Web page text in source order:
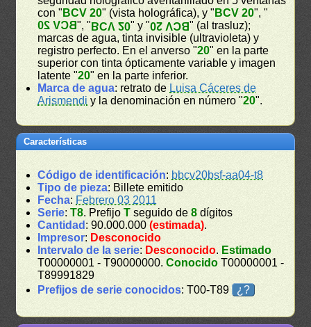
con " BCV 20" (vista holográfica), y " BCV 20", "
BCV 20", "BCV 20" y "BCV 20" (al trasluz);
marcas de agua, tinta invisible (ultravioleta) y
registro perfecto. En el anverso "20" en la parte
superior con tinta ópticamente variable y imagen
latente "20" en la parte inferior.
Marca de agua: retrato de Luisa Cáceres de
Arismendi y la denominación en número "20".
Características
Código de identificación: bbcv20bsf-aa04-t8
Tipo de pieza: Billete emitido
Fecha: Febrero 03 2011
Serie:T8. PrefijoT seguido de8 dígitos
Cantidad : 90.000.000(estimada).
Impresor: Desconocido
Intervalo de la serie: Desconocido. Estimado
T00000001 - T90000000.Conocido T00000001 -
T89991829
Prefijos de serie conocidos: T00-T89 ¿?